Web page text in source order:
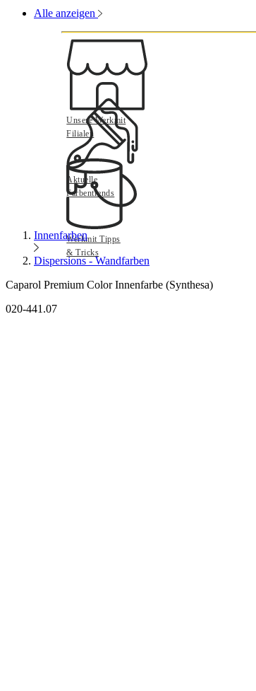
Alle anzeigen
Unsere Werkmit
Filialen
Aktuelle
Farbentrends
Werkmit Tipps
& Tricks
Innenfarben
Dispersions - Wandfarben
Caparol Premium Color Innenfarbe (Synthesa)
020-441.07